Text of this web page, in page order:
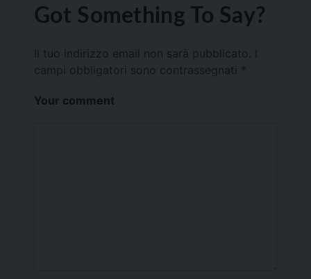
Got Something To Say?
Il tuo indirizzo email non sarà pubblicato.
campi obbligatori sono contrassegnati *
Your comment